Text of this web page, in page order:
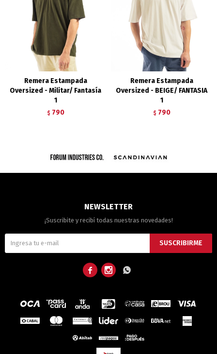
Remera Estampada
Oversized - Militar/ Fantasía
1
$ 790
Remera Estampada
Oversized - BEIGE/ FANTASIA
1
$ 790
NEWSLETTER
¡Suscribite y recibí todas nuestras novedades!
SUSCRIBIRME
  